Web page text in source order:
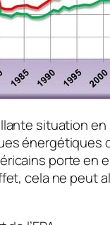
situation en
énergétiques
porte en
cela ne peut